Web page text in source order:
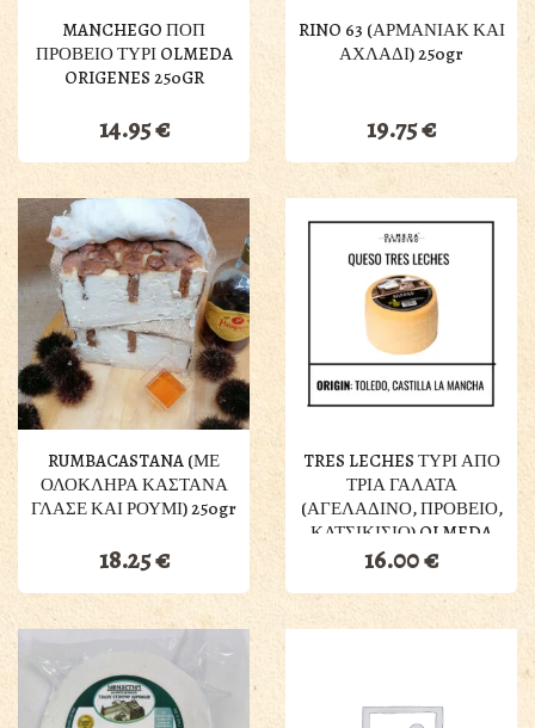
MANCHEGO ΠΟΠ
ΠΡΟΒΕΙΟ ΤΥΡΙ OLMEDA
ORIGENES 250GR
14.95€
RINO 63 (ΑΡΜΑΝΙΑΚ ΚΑΙ
ΑΧΛΑΔΙ) 250gr
19.75€
RUMBACASTANA (ΜΕ
ΟΛΟΚΛΗΡΑ ΚΑΣΤΑΝΑ
ΓΛΑΣΕ ΚΑΙ ΡΟΥΜΙ) 250gr
18.25€
TRES LECHES ΤΥΡΙ ΑΠΟ
ΤΡΙΑ ΓΑΛΑΤΑ
(ΑΓΕΛΑΔΙΝΟ, ΠΡΟΒΕΙΟ,
ΚΑΤΣΙΚΙΣΙΟ) OLMEDA
ORIGENES 250GR
16.00€